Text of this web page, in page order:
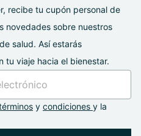
recibe tu cupón personal de
novedades sobre nuestros
salud. Así estarás
tu viaje hacia el bienestar.
y condiciones y la